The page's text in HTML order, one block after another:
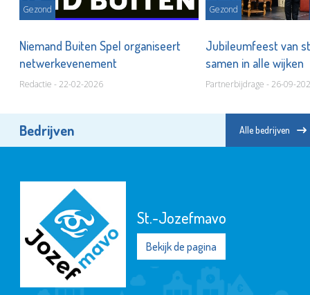
Gezond
Niemand Buiten Spel organiseert
netwerkevenement
Redactie - 22-02-2026
Gezond
Jubileumfeest van
samen in alle wijken
Partnerbijdrage - 26-09-
Bedrijven Alle bedrijven
Het Goed Schiedam
Bekijk de pagina